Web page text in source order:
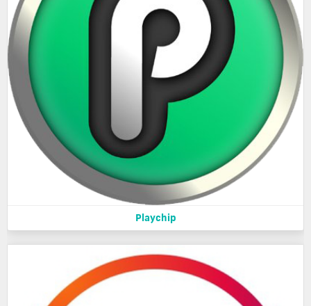
Playchip